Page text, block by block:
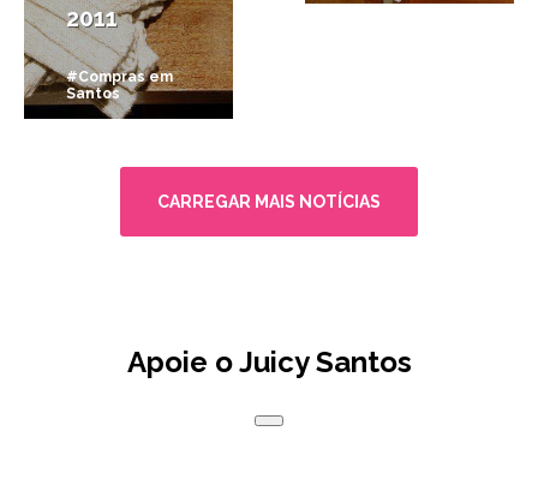
2011
#Compras em
Santos
CARREGAR MAIS NOTÍCIAS
Apoie o Juicy Santos